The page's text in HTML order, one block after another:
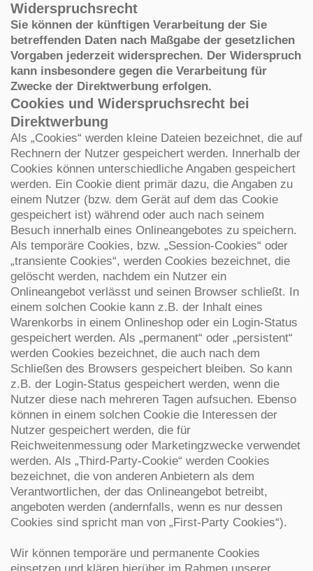
Widerspruchsrecht
Sie können der künftigen Verarbeitung der Sie
betreffenden Daten nach Maßgabe der gesetzlichen
Vorgaben jederzeit widersprechen. Der Widerspruch
kann insbesondere gegen die Verarbeitung für
Zwecke der Direktwerbung erfolgen.
Cookies und Widerspruchsrecht bei
Direktwerbung
Als „Cookies“ werden kleine Dateien bezeichnet, die auf
Rechnern der Nutzer gespeichert werden. Innerhalb der
Cookies können unterschiedliche Angaben gespeichert
werden. Ein Cookie dient primär dazu, die Angaben zu
einem Nutzer (bzw. dem Gerät auf dem das Cookie
gespeichert ist) während oder auch nach seinem
Besuch innerhalb eines Onlineangebotes zu speichern.
Als temporäre Cookies, bzw. „Session-Cookies“ oder
„transiente Cookies“, werden Cookies bezeichnet, die
gelöscht werden, nachdem ein Nutzer ein
Onlineangebot verlässt und seinen Browser schließt. In
einem solchen Cookie kann z.B. der Inhalt eines
Warenkorbs in einem Onlineshop oder ein Login-Status
gespeichert werden. Als „permanent“ oder „persistent“
werden Cookies bezeichnet, die auch nach dem
Schließen des Browsers gespeichert bleiben. So kann
z.B. der Login-Status gespeichert werden, wenn die
Nutzer diese nach mehreren Tagen aufsuchen. Ebenso
können in einem solchen Cookie die Interessen der
Nutzer gespeichert werden, die für
Reichweitenmessung oder Marketingzwecke verwendet
werden. Als „Third-Party-Cookie“ werden Cookies
bezeichnet, die von anderen Anbietern als dem
Verantwortlichen, der das Onlineangebot betreibt,
angeboten werden (andernfalls, wenn es nur dessen
Cookies sind spricht man von „First-Party Cookies“).
Wir können temporäre und permanente Cookies